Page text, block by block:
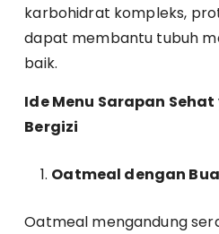
karbohidrat kompleks,
dapat membantu tubuh
baik.
Ide Menu Sarapan
Bergizi
Oatmeal dengan
Oatmeal mengandung